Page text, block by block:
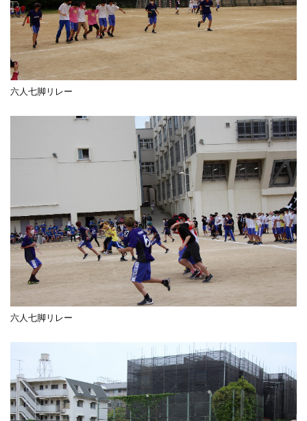
六人七脚リレー
六人七脚リレー